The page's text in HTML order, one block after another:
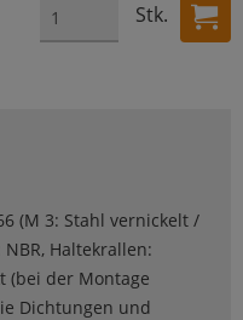
Stk.
(M 3: Stahl vernickelt /
NBR, Haltekrallen:
(bei der Montage
Dichtungen und